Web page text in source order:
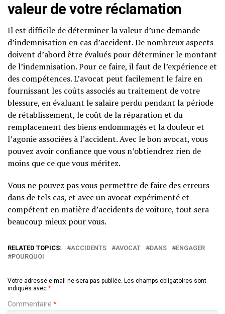
valeur de votre réclamation
Il est difficile de déterminer la valeur d’une demande
d’indemnisation en cas d’accident. De nombreux aspects
doivent d’abord être évalués pour déterminer le montant
de l’indemnisation. Pour ce faire, il faut de l’expérience et
des compétences. L’avocat peut facilement le faire en
fournissant les coûts associés au traitement de votre
blessure, en évaluant le salaire perdu pendant la période
de rétablissement, le coût de la réparation et du
remplacement des biens endommagés et la douleur et
l’agonie associées à l’accident. Avec le bon avocat, vous
pouvez avoir confiance que vous n’obtiendrez rien de
moins que ce que vous méritez.
Vous ne pouvez pas vous permettre de faire des erreurs
dans de tels cas, et avec un avocat expérimenté et
compétent en matière d’accidents de voiture, tout sera
beaucoup mieux pour vous.
RELATED TOPICS: ACCIDENTS AVOCAT DANS
ENGAGER
POURQUOI
Votre adresse e-mail ne sera pas publiée. Les champs obligatoires sont
indiqués avec *
Commentaire *